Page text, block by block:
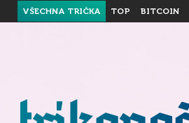
VŠECHNA TRIČKA TOP BITCOIN